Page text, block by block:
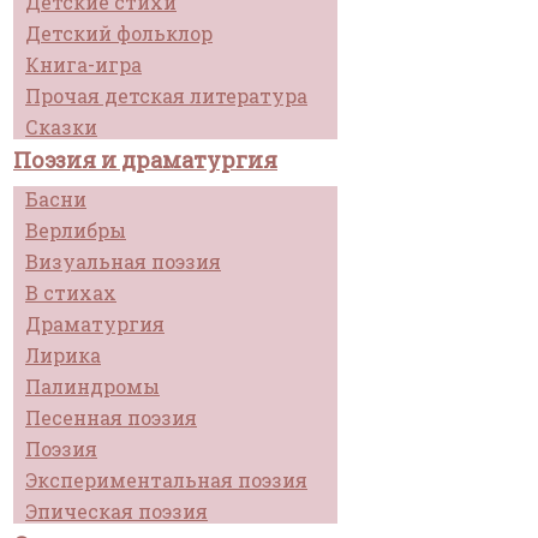
Детский фольклор
Книга-игра
Прочая детская литература
Сказки
Поэзия и драматургия
Басни
Верлибры
Визуальная поэзия
В стихах
Драматургия
Лирика
Палиндромы
Песенная поэзия
Поэзия
Экспериментальная поэзия
Эпическая поэзия